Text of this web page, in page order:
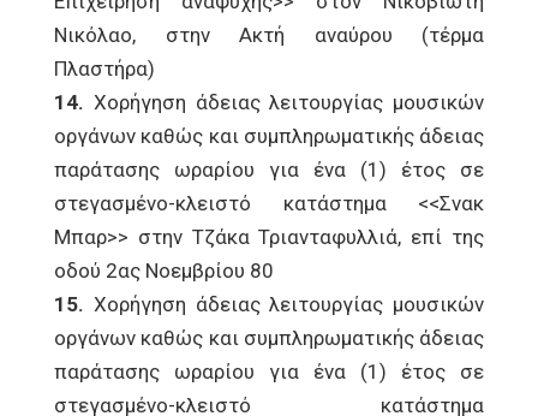
Νικόλαο, στην Ακτή αναύρου (τέρμα
Πλαστήρα)
14. Χορήγηση άδειας λειτουργίας μουσικών
οργάνων καθώς και συμπληρωματικής άδειας
παράτασης ωραρίου για ένα (1) έτος σε
στεγασμένο-κλειστό κατάστημα <<Σνακ
Μπαρ>> στην Τζάκα Τριανταφυλλιά, επί της
οδού 2ας Νοεμβρίου 80
15. Χορήγηση άδειας λειτουργίας μουσικών
οργάνων καθώς και συμπληρωματικής άδειας
παράτασης ωραρίου για ένα (1) έτος σε
στεγασμένο-κλειστό κατάστημα